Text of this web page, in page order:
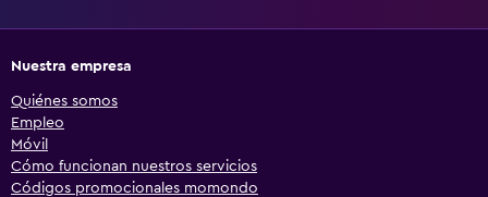
Nuestra empresa
Quiénes somos
Empleo
Móvil
Cómo funcionan nuestros servicios
Códigos promocionales momondo